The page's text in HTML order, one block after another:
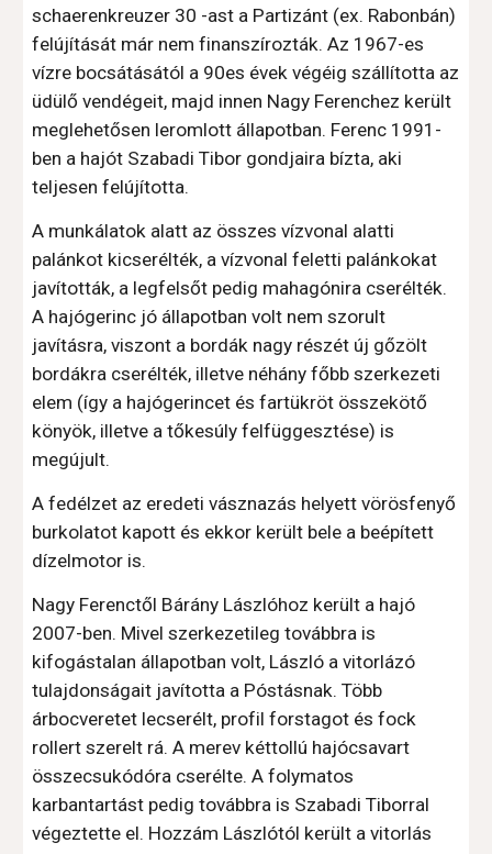
schaerenkreuzer 30 -ast a Partizánt (ex. Rabonbán)
felújítását már nem finanszírozták. Az 1967-es
vízre bocsátásától a 90es évek végéig szállította az
üdülő vendégeit, majd innen Nagy Ferenchez került
meglehetősen leromlott állapotban. Ferenc 1991-
ben a hajót Szabadi Tibor gondjaira bízta, aki
teljesen felújította.
A munkálatok alatt az összes vízvonal alatti
palánkot kicserélték, a vízvonal feletti palánkokat
javították, a legfelsőt pedig mahagónira cserélték.
A hajógerinc jó állapotban volt nem szorult
javításra, viszont a bordák nagy részét új gőzölt
bordákra cserélték, illetve néhány főbb szerkezeti
elem (így a hajógerincet és fartükröt összekötő
könyök, illetve a tőkesúly felfüggesztése) is
megújult.
A fedélzet az eredeti vásznazás helyett vörösfenyő
burkolatot kapott és ekkor került bele a beépített
dízelmotor is.
Nagy Ferenctől Bárány Lászlóhoz került a hajó
2007-ben. Mivel szerkezetileg továbbra is
kifogástalan állapotban volt, László a vitorlázó
tulajdonságait javította a Póstásnak. Több
árbocveretet lecserélt, profil forstagot és fock
rollert szerelt rá. A merev kéttollú hajócsavart
összecsukódóra cserélte. A folymatos
karbantartást pedig továbbra is Szabadi Tiborral
végeztette el. Hozzám Lászlótól került a vitorlás